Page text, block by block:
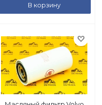
В корзину